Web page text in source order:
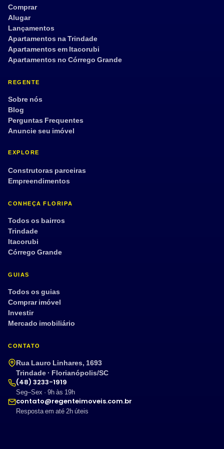
Tour 360°
Aplicar filtros
Comprar
Alugar
Lançamentos
Apartamentos na Trindade
Apartamentos em Itacorubi
Apartamentos no Córrego Grande
REGENTE
Sobre nós
Blog
Perguntas Frequentes
Anuncie seu imóvel
EXPLORE
Construtoras parceiras
Empreendimentos
CONHEÇA FLORIPA
Todos os bairros
Trindade
Itacorubi
Córrego Grande
GUIAS
Todos os guias
Comprar imóvel
Investir
Mercado imobiliário
CONTATO
Rua Lauro Linhares, 1693
Trindade · Florianópolis/SC
(48) 3233-1919
Seg–Sex · 9h às 19h
contato@regenteimoveis.com.br
Resposta em até 2h úteis